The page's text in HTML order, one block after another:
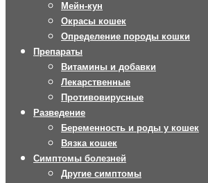
Мейн-кун
Окрасы кошек
Определение породы кошки
Препараты
Витамины и добавки
Лекарственные
Противовирусные
Разведение
Беременность и роды у кошек
Вязка кошек
Симптомы болезней
Другие симптомы